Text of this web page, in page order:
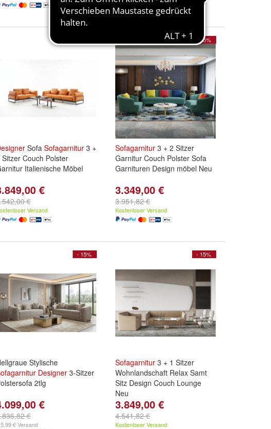
Sofa Sofagarnitur 3 +
Sitzer Couch Polster
Italienische Möbel
€
€
Versand
- 15%
Sofagarnitur 3 + 2 Sitzer
Garnitur Couch Polster Sofa
Garnituren Design möbel Neu
3.349,00 €
3.951,82 €
Kostenloser Versand
- 15%
Stylische
Designer 3-Sitzer
2tlg
€
€
€ Versand
- 15%
Sofagarnitur 3 + 1 Sitzer
Wohnlandschaft Relax Samt
Sitz Design Couch Lounge
Neu
3.849,00 €
4.541,82 €
Kostenloser Versand